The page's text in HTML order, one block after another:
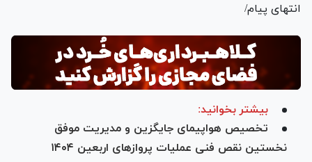
انتهای پیام/
بیشتر بخوانید:
تخصیص هواپیمای جایگزین و مدیریت موفق
نخستین نقص فنی عملیات پرواز‌های اربعین ۱۴۰۴